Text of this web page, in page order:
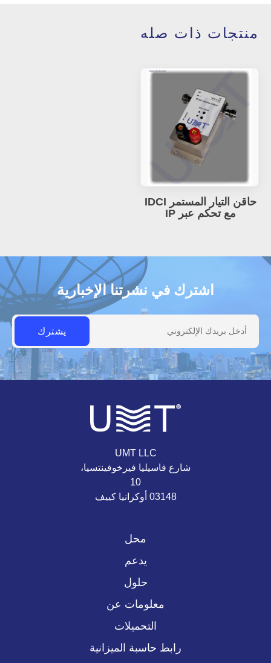
منتجات ذات صله
حاقن التيار المستمر IDCI
مع تحكم عبر IP
اشترك في نشرتنا الإخبارية
أدخل بريدك الإلكتروني
UMT LLC
شارع فاسيليا فيرخوفينتسيا،
10
03148 أوكرانيا كييف
محل
يدعم
حلول
معلومات عن
التحميلات
رابط حاسبة الميزانية